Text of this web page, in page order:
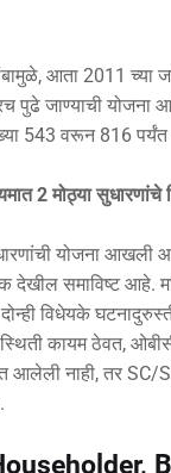
आता 2011 च्या
पुढे जाण्याची योजना
543 वरून 816
2 मोठ्या सुधारणांचे
योजना आखली
देखील समाविष्ट आहे.
दोन्ही विधेयके
कायम ठेवत,
आलेली नाही, तर SC/